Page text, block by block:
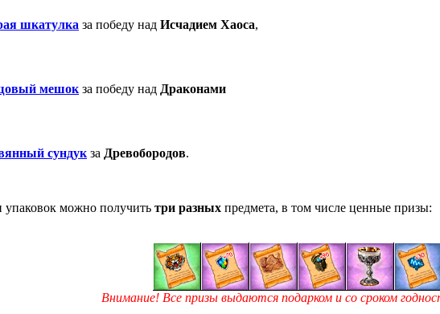
шкатулка за победу над Исчадием Хаоса,
мешок за победу над Драконами
сундук за Древобородов.
можно получить три разных предмета, в том числе ценные призы:
Внимание! Все призы выдаются подарком и со сроком